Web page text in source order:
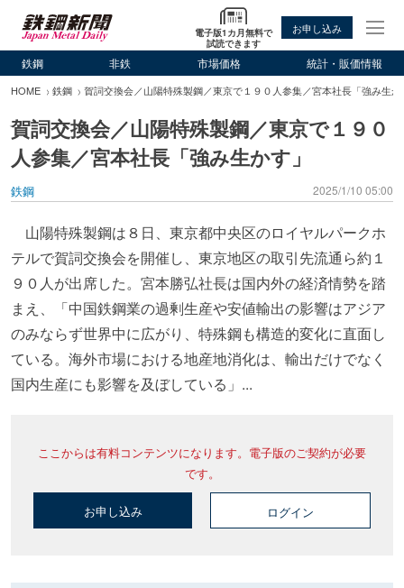
電子版1カ月無料で
試読できます
お申し込み
鉄鋼 非鉄 市場価格 統計・販価情報
HOME 鉄鋼 賀詞交換会／山陽特殊製鋼／東京で１９０人参集／宮本社長「強み生か
賀詞交換会／山陽特殊製鋼／東京で１９０
人参集／宮本社長「強み生かす」
鉄鋼 2025/1/10 05:00
山陽特殊製鋼は８日、東京都中央区のロイヤルパークホ
テルで賀詞交換会を開催し、東京地区の取引先流通ら約１
９０人が出席した。宮本勝弘社長は国内外の経済情勢を踏
まえ、「中国鉄鋼業の過剰生産や安値輸出の影響はアジア
のみならず世界中に広がり、特殊鋼も構造的変化に直面し
ている。海外市場における地産地消化は、輸出だけでなく
国内生産にも影響を及ぼしている」...
ここからは有料コンテンツになります。電子版のご契約が必要
です。
お申し込み ログイン